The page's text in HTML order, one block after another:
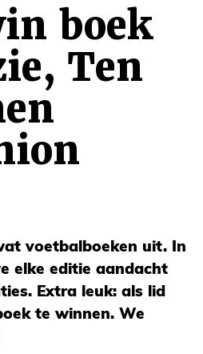
boek
Ten
voetbalboeken uit. In
elke editie aandacht
Extra leuk: als lid
te winnen. We